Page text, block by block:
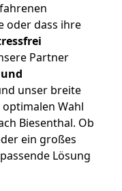
oder dass ihre
Partner
unser breite
Wahl
Biesenthal. Ob
ein großes
Lösung